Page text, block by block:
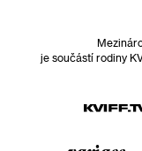
je součástí rodiny